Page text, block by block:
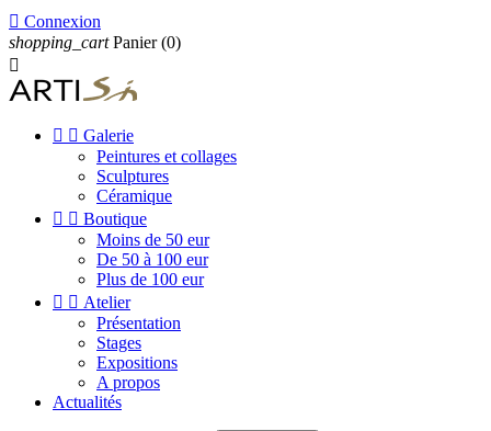
 Connexion
shopping_cart Panier (0)

  Galerie
Peintures et collages
Sculptures
Céramique
  Boutique
Moins de 50 eur
De 50 à 100 eur
Plus de 100 eur
  Atelier
Présentation
Stages
Expositions
A propos
Actualités